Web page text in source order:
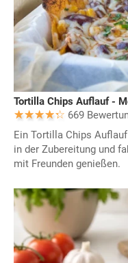
Tortilla Chips Auflauf -
669
Ein Tortilla Chips
in der Zubereitung und
mit Freunden genießen.